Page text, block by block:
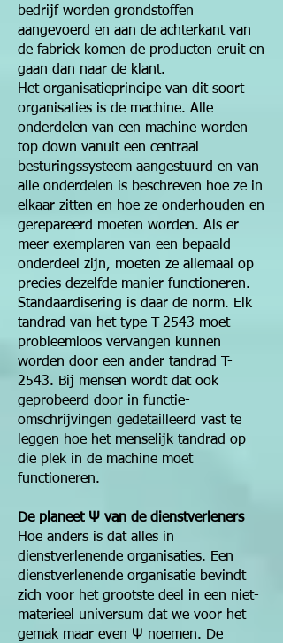
bedrijf worden grondstoffen
aangevoerd en aan de achterkant van
de fabriek komen de producten eruit en
gaan dan naar de klant.
Het organisatieprincipe van dit soort
organisaties is de machine. Alle
onderdelen van een machine worden
top down vanuit een centraal
besturingssysteem aangestuurd en van
alle onderdelen is beschreven hoe ze in
elkaar zitten en hoe ze onderhouden en
gerepareerd moeten worden. Als er
meer exemplaren van een bepaald
onderdeel zijn, moeten ze allemaal op
precies dezelfde manier functioneren.
Standaardisering is daar de norm. Elk
tandrad van het type T-2543 moet
probleemloos vervangen kunnen
worden door een ander tandrad T-
2543. Bij mensen wordt dat ook
geprobeerd door in functie-
omschrijvingen gedetailleerd vast te
leggen hoe het menselijk tandrad op
die plek in de machine moet
functioneren.
De planeet Ψ van de dienstverleners
Hoe anders is dat alles in
dienstverlenende organisaties. Een
dienstverlenende organisatie bevindt
zich voor het grootste deel in een niet-
materieel universum dat we voor het
gemak maar even Ψ noemen. De